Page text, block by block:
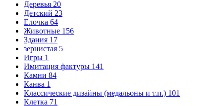
Деревья 20
Детский 23
Елочка 64
Животные 156
Здания 17
зернистая 5
Игры 1
Имитация фактуры 141
Камни 84
Канва 1
Классические дизайны (медальоны и т.п.) 101
Клетка 71